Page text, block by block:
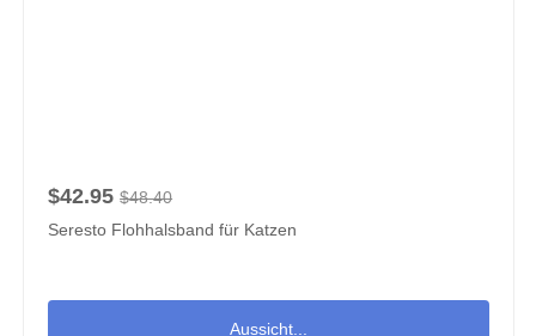
$42.95 $48.40
Seresto Flohhalsband für Katzen
Aussicht...